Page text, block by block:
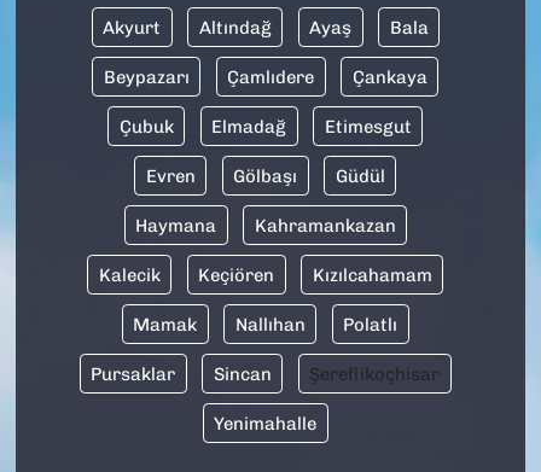
Akyurt Altındağ Ayaş Bala
Beypazarı Çamlıdere Çankaya
Çubuk Elmadağ Etimesgut
Evren Gölbaşı Güdül
Haymana Kahramankazan
Kalecik Keçiören Kızılcahamam
Mamak Nallıhan Polatlı
Pursaklar Sincan Şereflikoçhisar
Yenimahalle